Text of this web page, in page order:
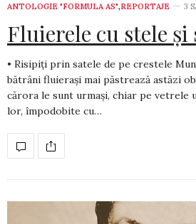
ANTOLOGIE "FORMULA AS",REPORTAJE 3
Fluierele cu stele și
• Risipiți prin satele de pe crestele
bătrâni fluierași mai păstrează astăzi
cărora le sunt urmași, chiar pe vetrele
lor, împodobite cu…